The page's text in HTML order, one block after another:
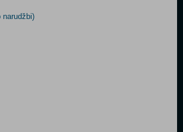
narudžbi)